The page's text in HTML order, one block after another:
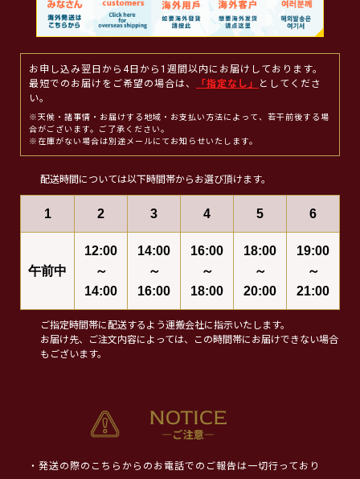
お申し込み翌日から4日から1週間以内にお届けしております。
最短でのお届けをご希望の場合は、
「指定なし」
としてくださ
い。
※天候・諸事情・お届けする地域・お支払い方法によって、若干前後する場
合がございます。ご了承ください。
※在庫がない場合は別途メールにてお知らせいたします。
配送時間については以下時間帯からお選び頂けます。
1 2 3 4 5 6
午前中
12:00
～
14:00
14:00
～
16:00
16:00
～
18:00
18:00
～
20:00
19:00
～
21:00
ご指定時間帯に配送するよう運搬会社に指示いたします。
お届け先、ご注文内容によっては、この時間帯にお届けできない場合
もございます。
・発送の際のこちらからのお電話でのご報告は一切行っており